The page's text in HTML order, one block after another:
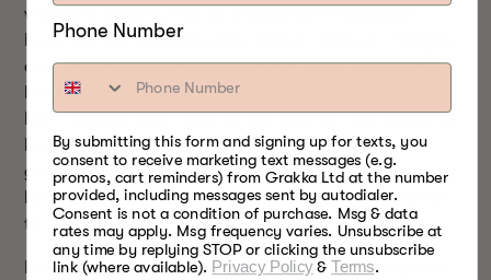
vrienden zonder ze in de problemen te brengen,
houd dan bij welke borden, vorken, messen, tangen,
enz. in contact zijn gekomen met rauw vlees. Was
bovendien altijd uw handen nadat u het rauwe vlees
keukengerei dat u voor rauw vlees gebruikte voor
gekookt vlees. Houd uw kookruimte schoon en
bacterievrij om door voedsel overgedragen ziekten
te voorkomen.
Hopelijk zullen een paar van deze aanbevelingen u
Phone Number
By submitting this form and signing up for texts, you
consent to receive marketing text messages (e.g.
promos, cart reminders) from Grakka Ltd at the number
provided, including messages sent by autodialer.
Consent is not a condition of purchase. Msg & data
rates may apply. Msg frequency varies. Unsubscribe at
any time by replying STOP or clicking the unsubscribe
link (where available). Privacy Policy&Terms.